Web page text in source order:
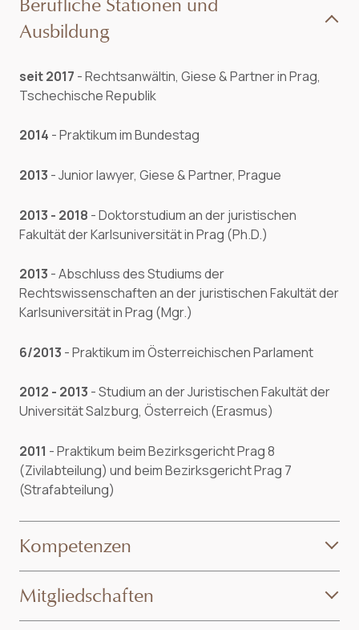
Berufliche Stationen und
Ausbildung
seit 2017 - Rechtsanwältin, Giese & Partner in Prag,
Tschechische Republik
2014 - Praktikum im Bundestag
2013 - Junior lawyer, Giese & Partner, Prague
2013 - 2018 - Doktorstudium an der juristischen
Fakultät der Karlsuniversität in Prag (Ph.D.)
2013 - Abschluss des Studiums der
Rechtswissenschaften an der juristischen Fakultät der
Karlsuniversität in Prag (Mgr.)
6/2013 - Praktikum im Österreichischen Parlament
2012 - 2013 - Studium an der Juristischen Fakultät der
Universität Salzburg, Österreich (Erasmus)
2011 - Praktikum beim Bezirksgericht Prag 8
(Zivilabteilung) und beim Bezirksgericht Prag 7
(Strafabteilung)
Kompetenzen
im Juni 2016 erlangte sie den Sonderpreis von der
Tschechischen Nationalbank im Rahmen der
Mitgliedschaften